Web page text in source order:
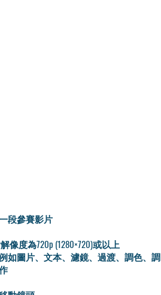
段參賽影片
度為720p (1280×720)或以上
如圖片、文本、濾鏡、過渡、調色、調